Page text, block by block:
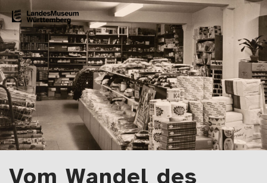
Zum Artikel springen LMW-Blog
Der Blog des Landesmuseums Württemberg
Vom Wandel des